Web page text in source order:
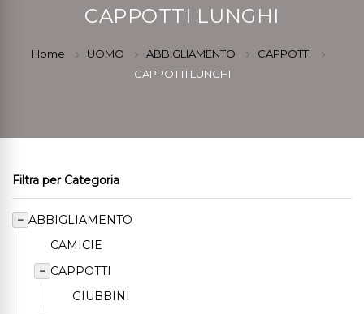
CAPPOTTI LUNGHI
Home UOMO ABBIGLIAMENTO
CAPPOTTI
CAPPOTTI LUNGHI
Filtra per Categoria
− ABBIGLIAMENTO
CAMICIE
− CAPPOTTI
GIUBBINI